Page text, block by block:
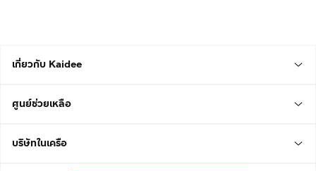
เกี่ยวกับ Kaidee
ศูนย์ช่วยเหลือ
บริษัทในเครือ